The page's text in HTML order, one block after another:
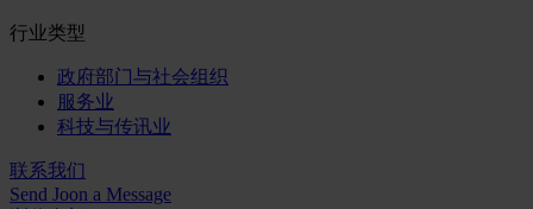
行业类型
政府部门与社会组织
服务业
科技与传讯业
联系我们
Send Joon a Message